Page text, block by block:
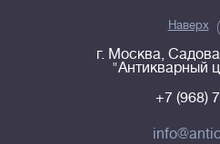
Наверх
г. Москва,
"Антикварный
+7 (968)